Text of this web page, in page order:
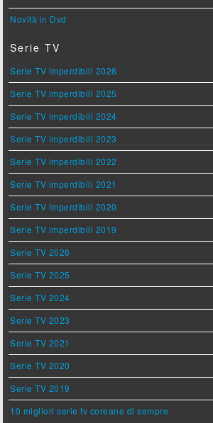
Novità in Dvd
Serie TV
Serie TV imperdibili 2026
Serie TV imperdibili 2025
Serie TV imperdibili 2024
Serie TV imperdibili 2023
Serie TV imperdibili 2022
Serie TV imperdibili 2021
Serie TV imperdibili 2020
Serie TV imperdibili 2019
Serie TV 2026
Serie TV 2025
Serie TV 2024
Serie TV 2023
Serie TV 2021
Serie TV 2020
Serie TV 2019
10 migliori serie tv coreane di sempre